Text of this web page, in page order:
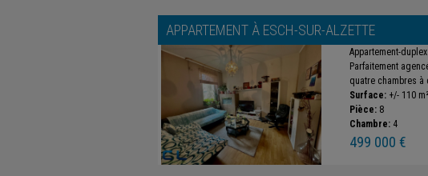
APPARTEMENT À ESCH-SUR-ALZETTE
Appartement-
Parfaitement
quatre chambres à
Surface: +/- 110 m²
Pièce: 8
Chambre: 4
499 000 €